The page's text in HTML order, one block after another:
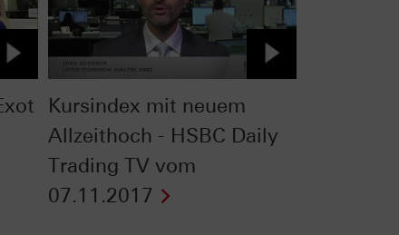
Kursindex mit neuem
Allzeithoch - HSBC Daily
Trading TV vom
07.11.2017